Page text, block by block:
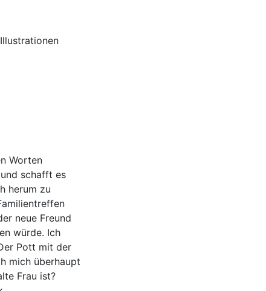
Worten
schafft es
herum zu
neue Freund
würde. Ich
Pott mit der
mich überhaupt
Frau ist?